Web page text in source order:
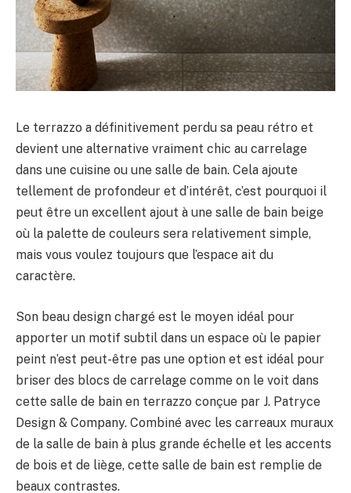
Le terrazzo a définitivement perdu sa peau rétro et
devient une alternative vraiment chic au carrelage
dans une cuisine ou une salle de bain. Cela ajoute
tellement de profondeur et d’intérêt, c’est pourquoi il
peut être un excellent ajout à une salle de bain beige
où la palette de couleurs sera relativement simple,
mais vous voulez toujours que l’espace ait du
caractère.
Son beau design chargé est le moyen idéal pour
apporter un motif subtil dans un espace où le papier
peint n’est peut-être pas une option et est idéal pour
briser des blocs de carrelage comme on le voit dans
cette salle de bain en terrazzo conçue par J. Patryce
Design & Company. Combiné avec les carreaux muraux
de la salle de bain à plus grande échelle et les accents
de bois et de liège, cette salle de bain est remplie de
beaux contrastes.